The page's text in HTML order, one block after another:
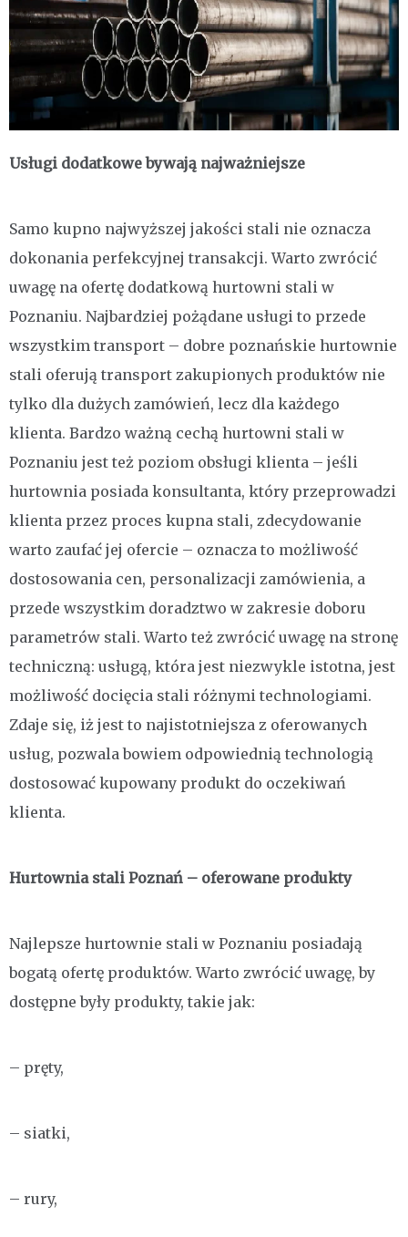
Usługi dodatkowe bywają najważniejsze
Samo kupno najwyższej jakości stali nie oznacza
dokonania perfekcyjnej transakcji. Warto zwrócić
uwagę na ofertę dodatkową hurtowni stali w
Poznaniu. Najbardziej pożądane usługi to przede
wszystkim transport – dobre poznańskie hurtownie
stali oferują transport zakupionych produktów nie
tylko dla dużych zamówień, lecz dla każdego
klienta. Bardzo ważną cechą hurtowni stali w
Poznaniu jest też poziom obsługi klienta – jeśli
hurtownia posiada konsultanta, który przeprowadzi
klienta przez proces kupna stali, zdecydowanie
warto zaufać jej ofercie – oznacza to możliwość
dostosowania cen, personalizacji zamówienia, a
przede wszystkim doradztwo w zakresie doboru
parametrów stali. Warto też zwrócić uwagę na stronę
techniczną: usługą, która jest niezwykle istotna, jest
możliwość docięcia stali różnymi technologiami.
Zdaje się, iż jest to najistotniejsza z oferowanych
usług, pozwala bowiem odpowiednią technologią
dostosować kupowany produkt do oczekiwań
klienta.
Hurtownia stali Poznań – oferowane produkty
Najlepsze hurtownie stali w Poznaniu posiadają
bogatą ofertę produktów. Warto zwrócić uwagę, by
dostępne były produkty, takie jak:
– pręty,
– siatki,
– rury,